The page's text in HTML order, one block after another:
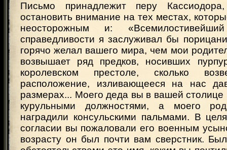
Письмо принадлежит перу
остановить внимание на тех местах,
неосторожным и:
справедливости я заслуживал бы
горячо желал вашего мира, чем мои
возвышает ряд предков, носивших
королевском престоле, сколько
расположение, изливающееся на нас
размерах... Моего деда вы в вашей столице
курульными должностями, а моего
наградили консульскими пальмами. В
согласии вы пожаловали его военным
возрасту он был почти вам сверстник.